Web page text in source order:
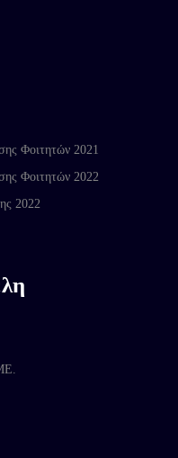
Φοιτητών 2021
Φοιτητών 2022
2022